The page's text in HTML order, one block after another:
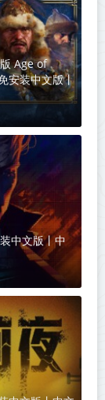
Age of
安装中文版丨
中文版丨中